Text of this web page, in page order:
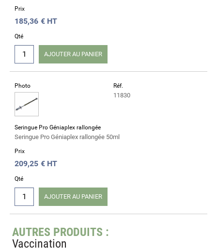
Prix
185,36 € HT
Qté
AJOUTER AU PANIER
Réf.
11830
Photo
Seringue Pro Géniaplex rallongée
Seringue Pro Géniaplex rallongée 50ml
Prix
209,25 € HT
Qté
AJOUTER AU PANIER
AUTRES PRODUITS :
Vaccination